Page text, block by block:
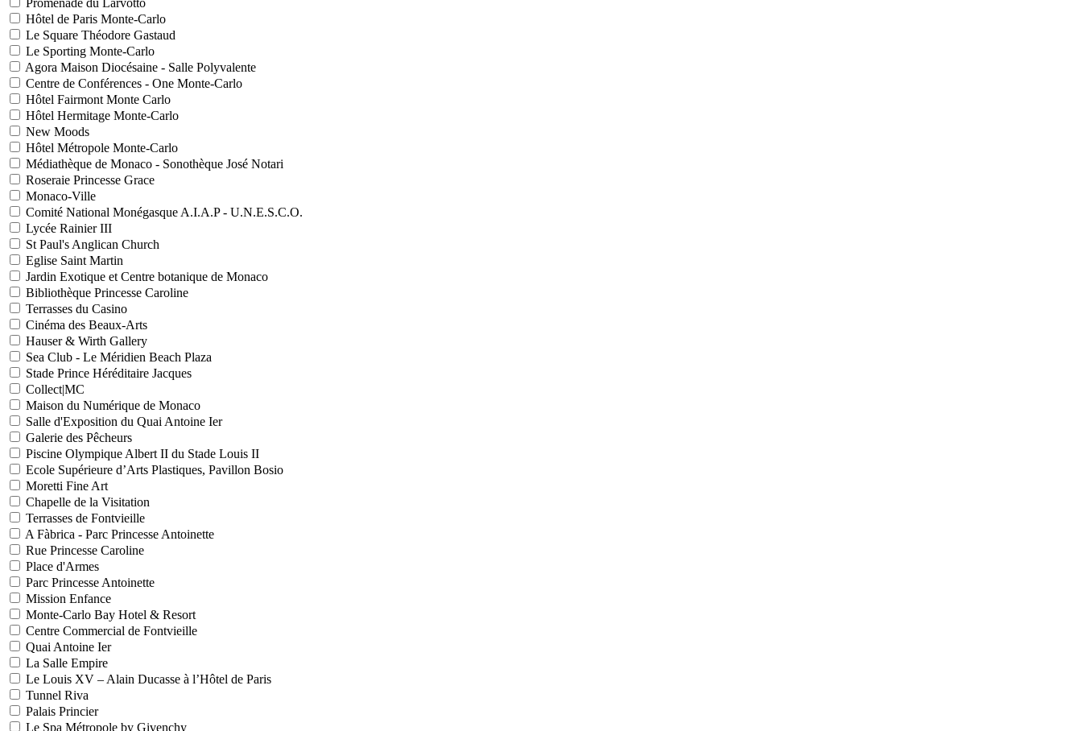
Promenade du Larvotto
Hôtel de Paris Monte-Carlo
Le Square Théodore Gastaud
Le Sporting Monte-Carlo
Agora Maison Diocésaine - Salle Polyvalente
Centre de Conférences - One Monte-Carlo
Hôtel Fairmont Monte Carlo
Hôtel Hermitage Monte-Carlo
New Moods
Hôtel Métropole Monte-Carlo
Médiathèque de Monaco - Sonothèque José Notari
Roseraie Princesse Grace
Monaco-Ville
Comité National Monégasque A.I.A.P - U.N.E.S.C.O.
Lycée Rainier III
St Paul's Anglican Church
Eglise Saint Martin
Jardin Exotique et Centre botanique de Monaco
Bibliothèque Princesse Caroline
Terrasses du Casino
Cinéma des Beaux-Arts
Hauser & Wirth Gallery
Sea Club - Le Méridien Beach Plaza
Stade Prince Héréditaire Jacques
Collect|MC
Maison du Numérique de Monaco
Salle d'Exposition du Quai Antoine Ier
Galerie des Pêcheurs
Piscine Olympique Albert II du Stade Louis II
Ecole Supérieure d’Arts Plastiques, Pavillon Bosio
Moretti Fine Art
Chapelle de la Visitation
Terrasses de Fontvieille
A Fàbrica - Parc Princesse Antoinette
Rue Princesse Caroline
Place d'Armes
Parc Princesse Antoinette
Mission Enfance
Monte-Carlo Bay Hotel & Resort
Centre Commercial de Fontvieille
Quai Antoine Ier
La Salle Empire
Le Louis XV – Alain Ducasse à l’Hôtel de Paris
Tunnel Riva
Palais Princier
Le Spa Métropole by Givenchy